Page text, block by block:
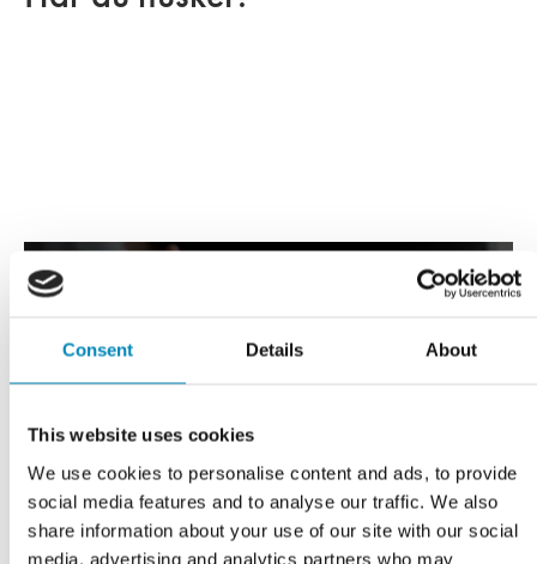
Consent Details About
This website uses cookies
We use cookies to personalise content and ads, to provide
social media features and to analyse our traffic. We also
share information about your use of our site with our social
media, advertising and analytics partners who may
Professionel rådgivning
VI TILBYDER DIG
LÆS MERE